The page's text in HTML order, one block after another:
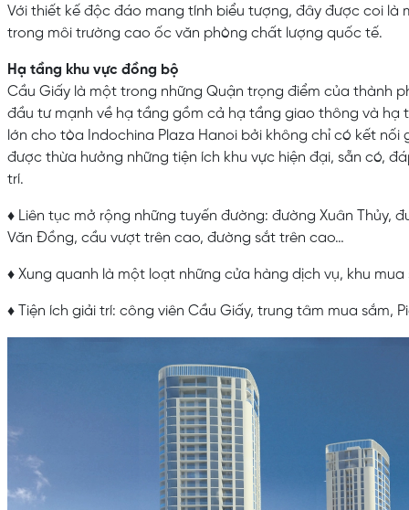
Với thiết kế độc đáo mang tính biểu tượng, đây được coi là
trong môi trường cao ốc văn phòng chất lượng quốc tế.
Hạ tầng khu vực đồng bộ
Cầu Giấy là một trong những Quận trọng điểm của thành
đầu tư mạnh về hạ tầng gồm cả hạ tầng giao thông và hạ
lớn cho tòa Indochina Plaza Hanoi bởi không chỉ có kết
được thừa hưởng những tiện ích khu vực hiện đại, sẵn có,
trí.
♦ Liên tục mở rộng những tuyến đường: đường Xuân Thủy,
Văn Đồng, cầu vượt trên cao, đường sắt trên cao…
♦ Xung quanh là một loạt những cửa hàng dịch vụ, khu
♦ Tiện ích giải trí: công viên Cầu Giấy, trung tâm mua sắm,